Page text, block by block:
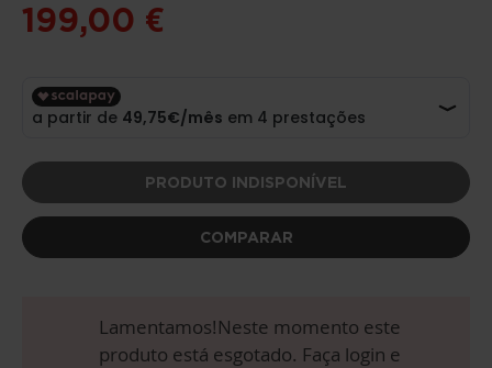
199,00 €
PRODUTO INDISPONÍVEL
COMPARAR
Lamentamos!Neste momento este
produto está esgotado. Faça login e